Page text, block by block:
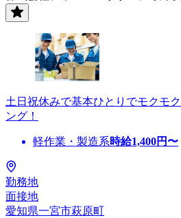
土日祝休みで基本ひとりでモクモ
ング！
軽作業・製造系時給1,400円〜
勤務地
面接地
愛知県一宮市萩原町